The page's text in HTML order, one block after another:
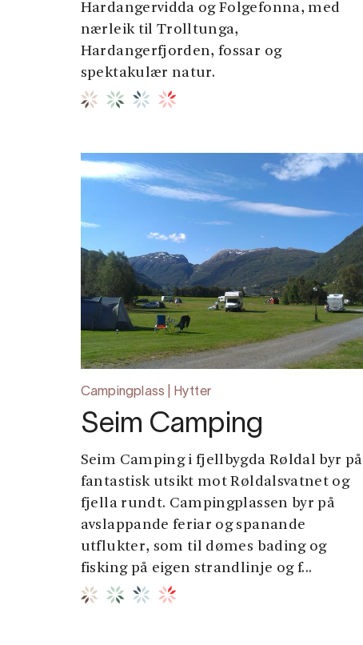
Hardangervidda og Folgefonna, med
nærleik til Trolltunga,
Hardangerfjorden, fossar og
spektakulær natur.
Campingplass | Hytter
Seim Camping
Seim Camping i fjellbygda Røldal byr på
fantastisk utsikt mot Røldalsvatnet og
fjella rundt. Campingplassen byr på
avslappande feriar og spanande
utflukter, som til dømes bading og
fisking på eigen strandlinje og f...